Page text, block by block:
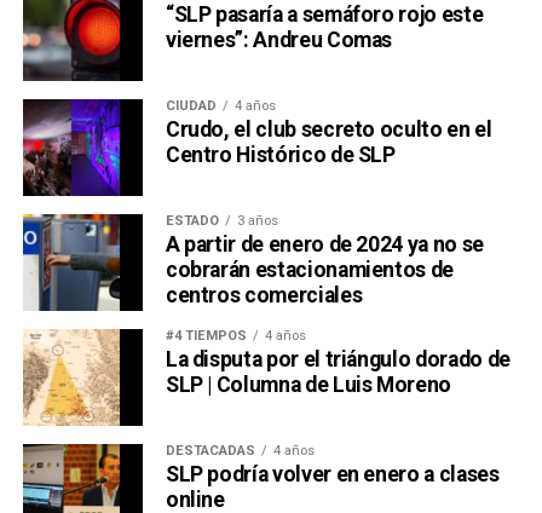
“SLP pasaría a semáforo rojo este
viernes”: Andreu Comas
CIUDAD 4 años
Crudo, el club secreto oculto en el
Centro Histórico de SLP
ESTADO 3 años
A partir de enero de 2024 ya no se
cobrarán estacionamientos de
centros comerciales
#4 TIEMPOS 4 años
La disputa por el triángulo dorado de
SLP | Columna de Luis Moreno
DESTACADAS 4 años
SLP podría volver en enero a clases
online